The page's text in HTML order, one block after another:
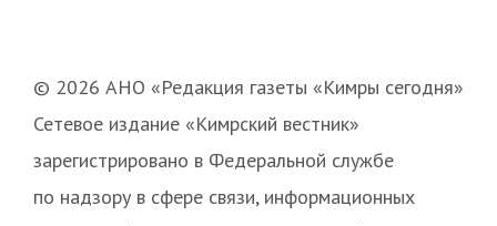
© 2026 АНО «Редакция газеты «Кимры сегодня»
Сетевое издание «Кимрский вестник»
зарегистрировано в Федеральной службе
по надзору в сфере связи, информационных